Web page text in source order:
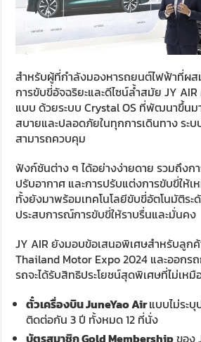
สำหรับผู้ที่กำลังมองหารถยนต์ไฟฟ้าที่ผส
การขับขี่อัจฉริยะและดีไซน์ล้ำสมัย JY
แบบ ด้วยระบบ Crystal OS ที่พัฒนาขึ้นม
สบายและปลอดภัยในทุกการเดินทาง ระ
สามารถควบคุม
ฟังก์ชันต่าง ๆ ได้อย่างง่ายดาย รวมถึงก
ปรับอากาศ และการปรับแต่งการขับขี่ให้
ทั้งยังมาพร้อมเทคโนโลยีขับขี่อัตโนมัติระ
ประสบการณ์การขับขี่ให้ราบรื่นและมั่นคง
JY AIR ยังมอบข้อเสนอพิเศษสำหรับลูก
Thailand Motor Expo 2024 และออกร
รถจะได้รับสิทธิประโยชน์สุดพิเศษที่ไม่เหมื
ตั๋วเครื่องบินJuneYao Airแบบไม่ระ
ติดต่อกัน 3 ปี ทั้งหมด 12 ที่นั่ง